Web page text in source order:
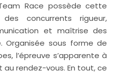
Race possède cette
des concurrents rigueur,
et maîtrise des
Organisée sous forme de
l’épreuve s’apparente à
rendez-vous. En tout, ce